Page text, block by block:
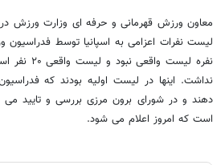
معاون ورزش قهرمانی و حرفه ای وزارت ورزش
نفره لیست
نداشت. اینها در لیست اولیه بودند که
است که امروز اعلام می شود.